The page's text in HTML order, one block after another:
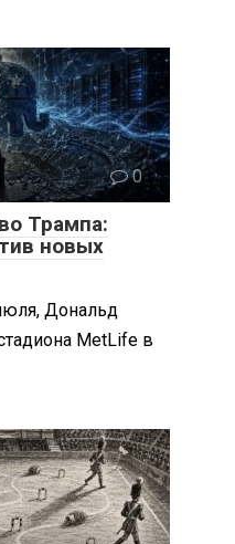
0
Трампа:
новых
Дональд
MetLife в